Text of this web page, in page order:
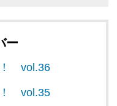
ー
！ vol.36
！ vol.35